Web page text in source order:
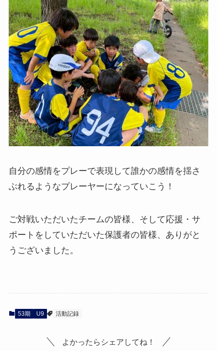
自分の感情をプレーで表現して誰かの感情を揺さ
ぶれるようなプレーヤーになっていこう！
ご対戦いただいたチームの皆様、そして応援・サ
ポートをしていただいた保護者の皆様、ありがと
うございました。
53期 U9 活動記録
よかったらシェアしてね！